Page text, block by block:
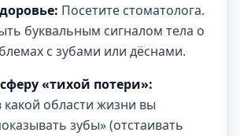
Посетите стоматолога.
буквальным сигналом тела о
с зубами или дёснами.
«тихой потери»:
какой области жизни вы
зубы» (отстаивать